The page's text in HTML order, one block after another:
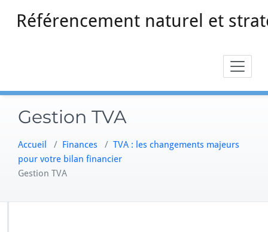
Référencement naturel et
Gestion TVA
Accueil / Finances / TVA : les changements majeurs
pour votre bilan financier
Gestion TVA